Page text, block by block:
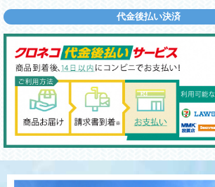
代金後払い決済